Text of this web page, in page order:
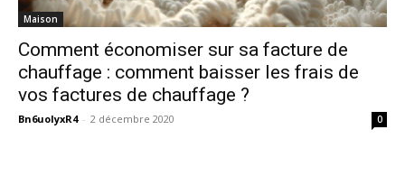
Maison
Comment économiser sur sa facture de
chauffage : comment baisser les frais de
vos factures de chauffage ?
Bn6uoIyxR4 - 2 décembre 2020 0